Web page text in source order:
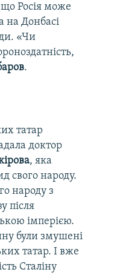
Росія може
на Донбасі
«Чи
.
татар
доктор
, яка
свого народу.
народу з
після
імперією.
були змушені
татар. І вже
Сталіну